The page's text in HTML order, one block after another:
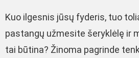
Kuo ilgesnis jūsų fyderis, tuo
pastangų užmesite šeryklėlę ir
tai būtina? Žinoma pagrinde